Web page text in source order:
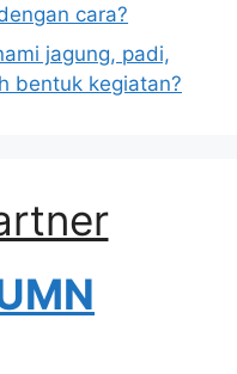
cara?
jagung, padi,
bentuk kegiatan?